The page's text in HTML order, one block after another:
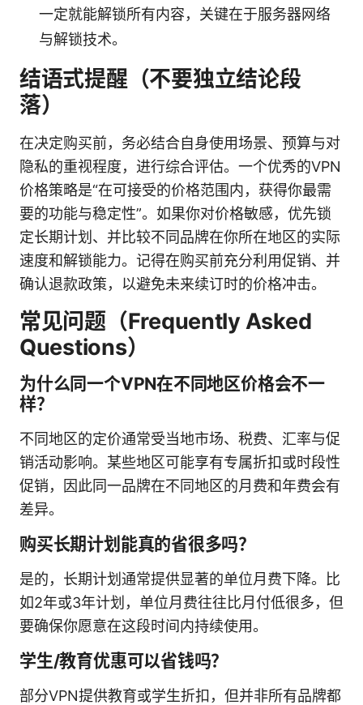
一定就能解锁所有内容，关键在于服务器网络
与解锁技术。
结语式提醒（不要独立结论段
落）
在决定购买前，务必结合自身使用场景、预算与对
隐私的重视程度，进行综合评估。一个优秀的VPN
价格策略是“在可接受的价格范围内，获得你最需
要的功能与稳定性”。如果你对价格敏感，优先锁
定长期计划、并比较不同品牌在你所在地区的实际
速度和解锁能力。记得在购买前充分利用促销、并
确认退款政策，以避免未来续订时的价格冲击。
常见问题（Frequently Asked
Questions）
为什么同一个VPN在不同地区价格会不一
样？
不同地区的定价通常受当地市场、税费、汇率与促
销活动影响。某些地区可能享有专属折扣或时段性
促销，因此同一品牌在不同地区的月费和年费会有
差异。
购买长期计划能真的省很多吗？
是的，长期计划通常提供显著的单位月费下降。比
如2年或3年计划，单位月费往往比月付低很多，但
要确保你愿意在这段时间内持续使用。
学生/教育优惠可以省钱吗？
部分VPN提供教育或学生折扣，但并非所有品牌都